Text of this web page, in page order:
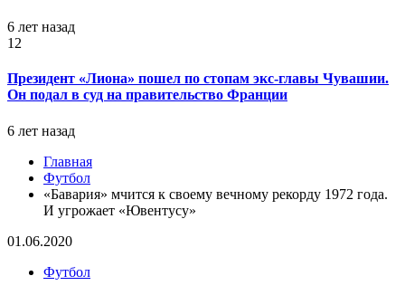
6 лет назад
12
Президент «Лиона» пошел по стопам экс-главы Чувашии.
Он подал в суд на правительство Франции
6 лет назад
Главная
Футбол
«Бавария» мчится к своему вечному рекорду 1972 года.
И угрожает «Ювентусу»
01.06.2020
Футбол